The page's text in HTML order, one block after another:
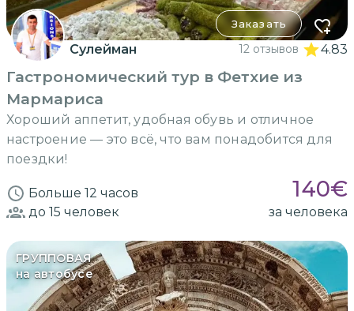
Заказать
Сулейман 12 отзывов 4.83
Гастрономический тур в Фетхие из
Мармариса
Хороший аппетит, удобная обувь и отличное
настроение — это всё, что вам понадобится для
поездки!
Больше 12 часов 140€
до 15 человек за человека
ГРУППОВАЯ
на автобусе